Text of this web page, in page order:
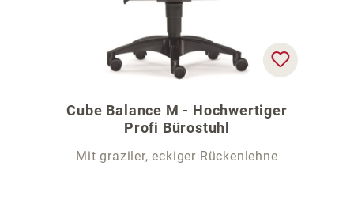
Cube Balance M - Hochwertiger
Profi Bürostuhl
Mit graziler, eckiger Rückenlehne